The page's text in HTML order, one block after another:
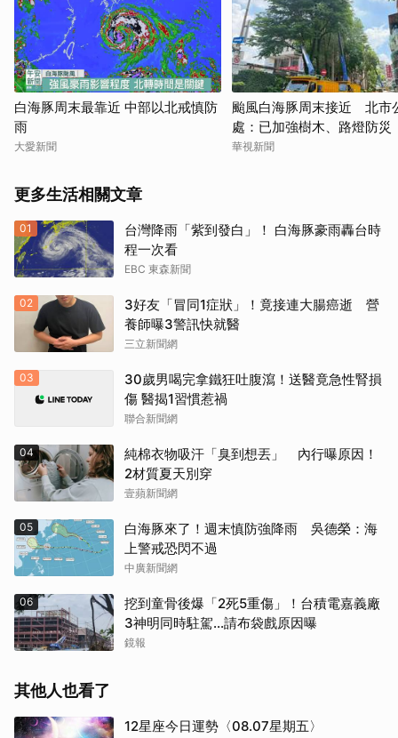
白海豚周末最靠近 中部以北戒慎防
雨
大愛新聞
颱風白海豚周末接近 北市
處：已加強樹木、路燈防災
華視新聞
更多生活相關文章
01
台灣降雨「紫到發白」！ 白海豚豪雨轟台時
程一次看
EBC 東森新聞
02
3好友「冒同1症狀」！竟接連大腸癌逝 營
養師曝3警訊快就醫
三立新聞網
03
30歲男喝完拿鐵狂吐腹瀉！送醫竟急性腎損
傷 醫揭1習慣惹禍
聯合新聞網
04
純棉衣物吸汗「臭到想丟」 內行曝原因！
2材質夏天別穿
壹蘋新聞網
05
白海豚來了！週末慎防強降雨 吳德榮：海
上警戒恐閃不過
中廣新聞網
06
挖到童骨後爆「2死5重傷」！台積電嘉義廠
3神明同時駐駕...請布袋戲原因曝
鏡報
其他人也看了
12星座今日運勢〈08.07星期五〉
取消